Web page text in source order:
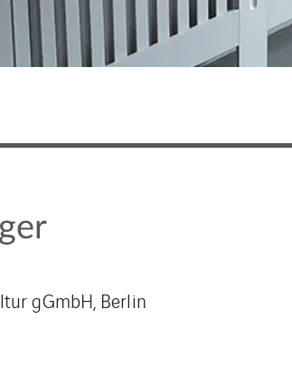
gGmbH, Berlin